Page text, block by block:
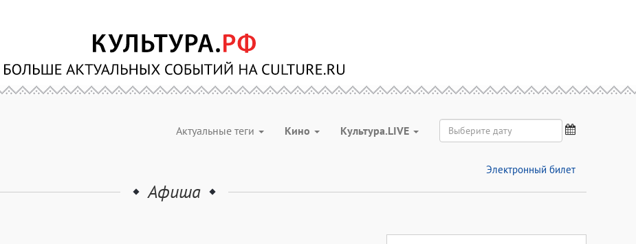
Актуальные теги Кино Культура.LIVE
Электронный билет
Афиша